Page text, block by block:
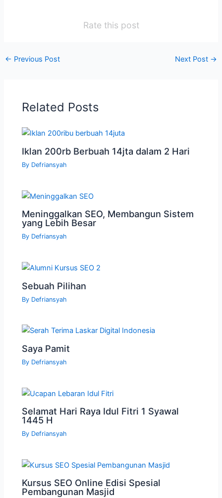
Rate this post
← Previous Post Next Post →
Related Posts
Iklan 200rb Berbuah 14jta dalam 2 Hari
By Defriansyah
Meninggalkan SEO, Membangun Sistem
yang Lebih Besar
By Defriansyah
Sebuah Pilihan
By Defriansyah
Saya Pamit
By Defriansyah
Selamat Hari Raya Idul Fitri 1 Syawal
1445 H
By Defriansyah
Kursus SEO Online Edisi Spesial
Pembangunan Masjid